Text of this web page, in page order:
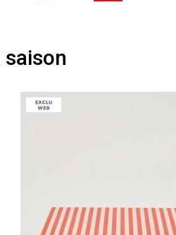
saison